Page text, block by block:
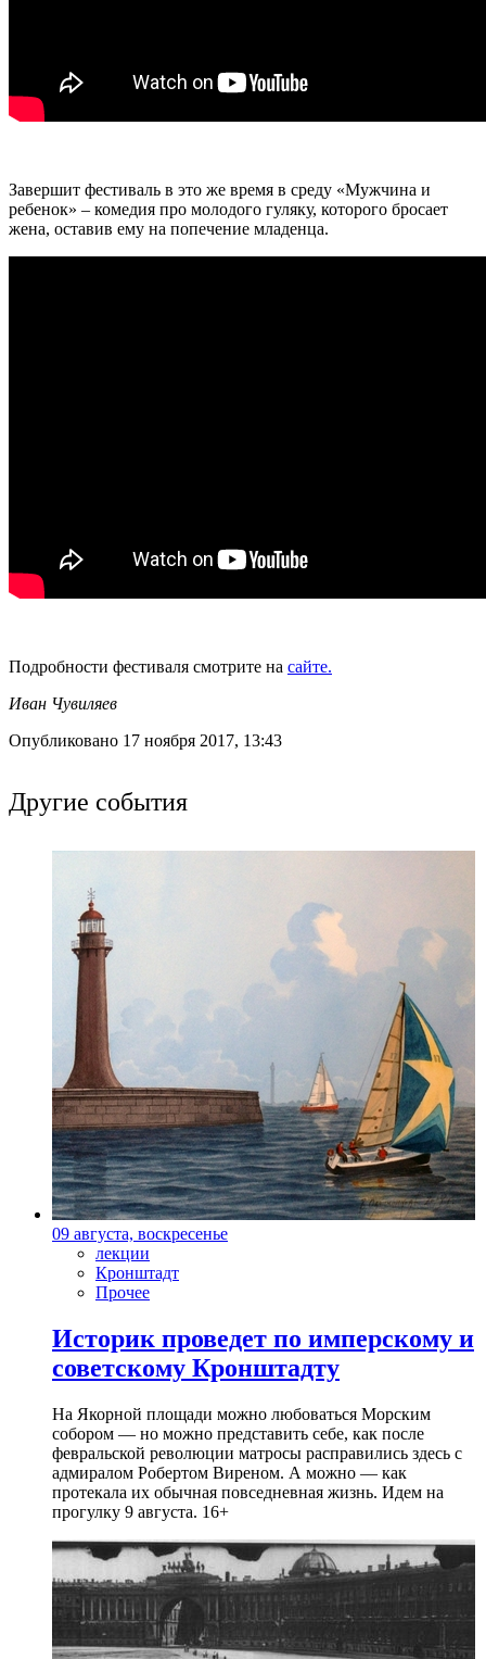
Завершит фестиваль в это же время в среду «Мужчина и
ребенок» – комедия про молодого гуляку, которого бросает
жена, оставив ему на попечение младенца.
Подробности фестиваля смотрите на сайте.
Иван Чувиляев
Опубликовано 17 ноября 2017, 13:43
Другие события
09 августа, воскресенье
лекции
Кронштадт
Прочее
Историк проведет по имперскому и
советскому Кронштадту
На Якорной площади можно любоваться Морским
собором — но можно представить себе, как после
февральской революции матросы расправились здесь с
адмиралом Робертом Виреном. А можно — как
протекала их обычная повседневная жизнь. Идем на
прогулку 9 августа. 16+